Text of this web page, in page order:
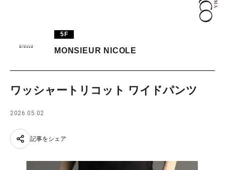
TAX FREE
日本語
5F
MONSIEUR NICOLE
ワッシャートリコット ワイドパンツ
2026.05.02
記事をシェア